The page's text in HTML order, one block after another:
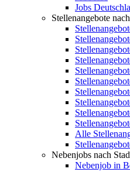
Jobs
Stellenangebote
Alle
Nebenjobs nach
Nebenjob in